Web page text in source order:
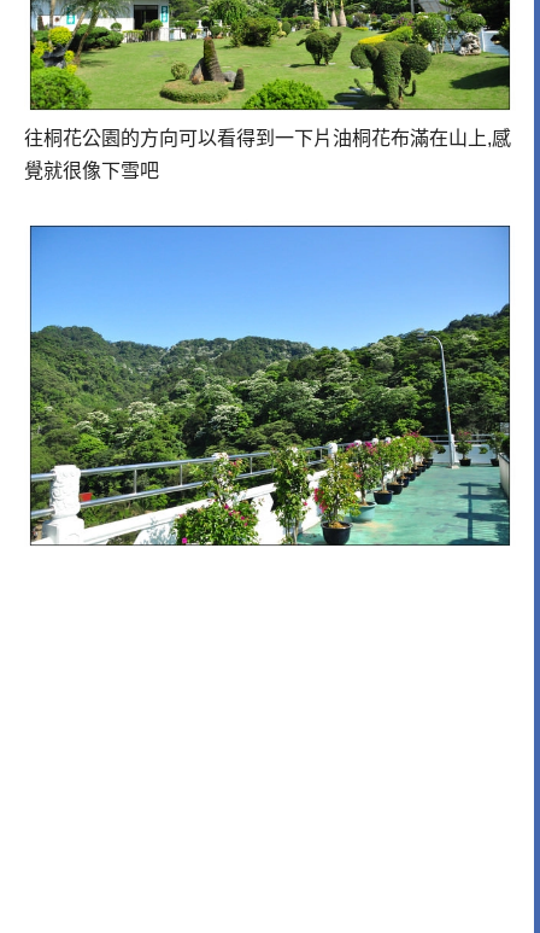
往桐花公園的方向可以看得到一下片油桐花布滿在山上,感
覺就很像下雪吧